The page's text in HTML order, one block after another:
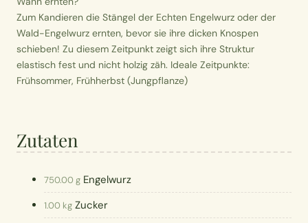
Zum Kandieren die Stängel der Echten Engelwurz oder der
Wald-Engelwurz ernten, bevor sie ihre dicken Knospen
schieben! Zu diesem Zeitpunkt zeigt sich ihre Struktur
elastisch fest und nicht holzig zäh. Ideale Zeitpunkte:
Frühsommer, Frühherbst (Jungpflanze)
Zutaten
750.00 g Engelwurz
1.00 kg Zucker